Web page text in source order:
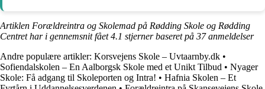
Artiklen Forældreintra og Skolemad på Rødding Skole og Rødding
Centret har i gennemsnit fået4.1 stjerner baseret på 37anmeldelser
Andre populære artikler: Korsvejens Skole – Uvtaarnby.dk •
Sofiendalskolen – En Aalborgsk Skole med et Unikt Tilbud • Nyager
Skole: Få adgang til Skoleporten og Intra! • Hafnia Skolen – Et